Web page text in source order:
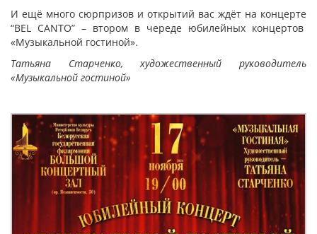
И ещё много сюрпризов и открытий вас ждёт на концерте
“BEL CANTO” – втором в череде юбилейных концертов
«Музыкальной гостиной».
Татьяна Старченко, художественный руководитель
«Музыкальной гостиной»